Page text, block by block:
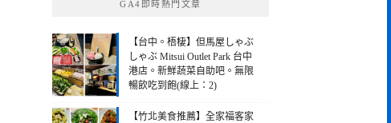
GA4即時熱門文章
【台中。梧棲】但馬屋しゃぶ
しゃぶ Mitsui Outlet Park 台中
港店。新鮮蔬菜自助吧。無限
暢飲吃到飽(線上：2)
【竹北美食推薦】全家福客家